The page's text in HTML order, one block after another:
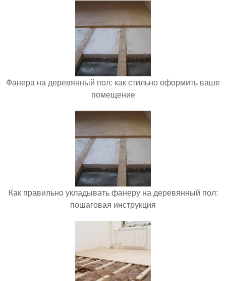
Фанера на деревянный пол: как стильно оформить ваше
помещение
Как правильно укладывать фанеру на деревянный пол:
пошаговая инструкция